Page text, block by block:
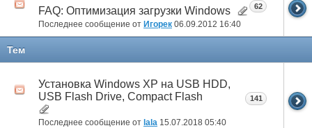
FAQ: Оптимизация загрузки Windows
Последнее сообщение от Игорек 06.09.2012 16:40
62
Тем
Установка Windows XP на USB HDD,
USB Flash Drive, Compact Flash
Последнее сообщение от lala 15.07.2018 05:40
141